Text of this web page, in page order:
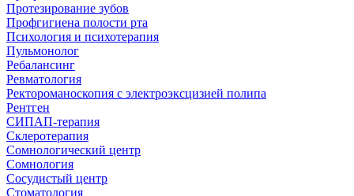
Протезирование зубов
Профгигиена полости рта
Психология и психотерапия
Пульмонолог
Ребалансинг
Ревматология
Ректороманоскопия с электроэксцизией полипа
Рентген
СИПАП-терапия
Склеротерапия
Сомнологический центр
Сомнология
Сосудистый центр
Стоматология